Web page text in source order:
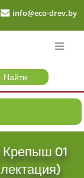
info@eco-drev.by
Крепыш 01